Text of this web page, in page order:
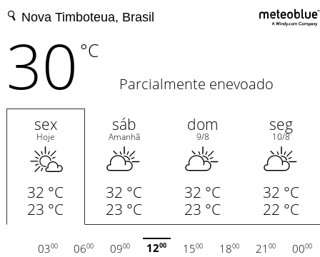
30 °C
Parcialmente enevoado
sex
Hoje
32 °C
23 °C
sáb
Amanhã
32 °C
23 °C
dom
9/8
32 °C
23 °C
seg
10/8
32 °C
22 °C
0300 0600 0900 1200 1500 1800 2100 0000